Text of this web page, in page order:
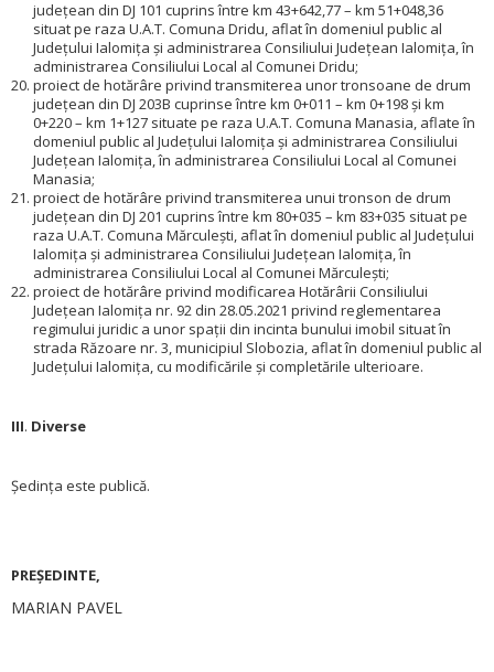
județean din DJ 101 cuprins între km 43+642,77 – km 51+048,36
situat pe raza U.A.T. Comuna Dridu, aflat în domeniul public al
Județului Ialomița și administrarea Consiliului Județean Ialomița, în
administrarea Consiliului Local al Comunei Dridu;
proiect de hotărâre privind transmiterea unor tronsoane de drum
județean din DJ 203B cuprinse între km 0+011 – km 0+198 și km
0+220 – km 1+127 situate pe raza U.A.T. Comuna Manasia, aflate în
domeniul public al Județului Ialomița și administrarea Consiliului
Județean Ialomița, în administrarea Consiliului Local al Comunei
Manasia;
proiect de hotărâre privind transmiterea unui tronson de drum
județean din DJ 201 cuprins între km 80+035 – km 83+035 situat pe
raza U.A.T. Comuna Mărculești, aflat în domeniul public al Județului
Ialomița și administrarea Consiliului Județean Ialomița, în
administrarea Consiliului Local al Comunei Mărculești;
proiect de hotărâre privind modificarea Hotărârii Consiliului
Județean Ialomița nr. 92 din 28.05.2021 privind reglementarea
regimului juridic a unor spații din incinta bunului imobil situat în
strada Răzoare nr. 3, municipiul Slobozia, aflat în domeniul public al
Județului Ialomița, cu modificările și completările ulterioare.
III. Diverse
Ședința este publică.
PREŞEDINTE,
MARIAN PAVEL